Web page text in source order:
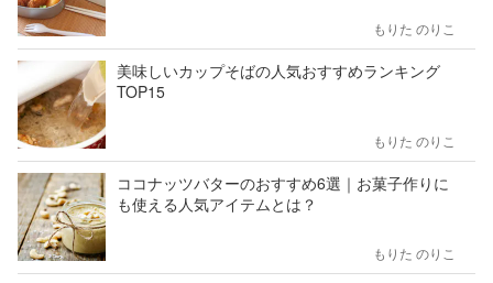
もりた のりこ
美味しいカップそばの人気おすすめランキング
TOP15
もりた のりこ
ココナッツバターのおすすめ6選｜お菓子作りに
も使える人気アイテムとは？
もりた のりこ